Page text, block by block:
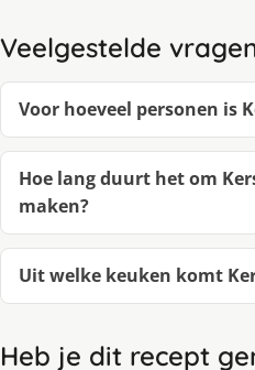
Veelgestelde
Voor hoeveel personen is
Hoe lang duurt het om
maken?
Uit welke keuken komt
Heb je dit recept